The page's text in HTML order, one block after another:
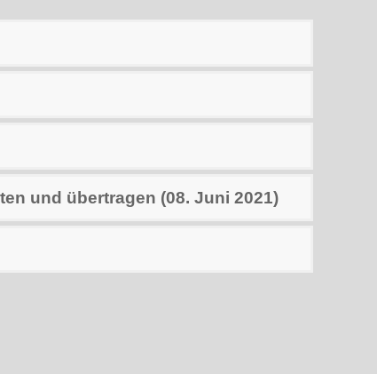
und übertragen (08. Juni 2021)